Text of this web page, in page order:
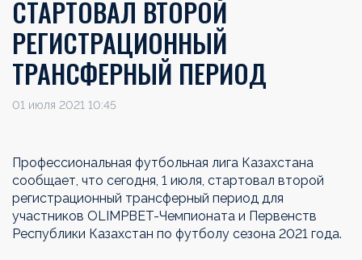
СТАРТОВАЛ ВТОРОЙ
РЕГИСТРАЦИОННЫЙ
ТРАНСФЕРНЫЙ ПЕРИОД
01 июля 2021 10:45
Профессиональная футбольная лига Казахстана
сообщает, что сегодня, 1 июля, стартовал второй
регистрационный трансферный период для
участников OLIMPBET-Чемпионата и Первенств
Республики Казахстан по футболу сезона 2021 года.